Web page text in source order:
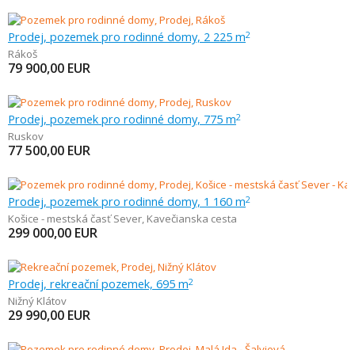
Prodej, pozemek pro rodinné domy, 2 225 m2
Rákoš
79 900,00 EUR
Prodej, pozemek pro rodinné domy, 775 m2
Ruskov
77 500,00 EUR
Prodej, pozemek pro rodinné domy, 1 160 m2
Košice - mestská časť Sever, Kavečianska cesta
299 000,00 EUR
Prodej, rekreační pozemek, 695 m2
Nižný Klátov
29 990,00 EUR